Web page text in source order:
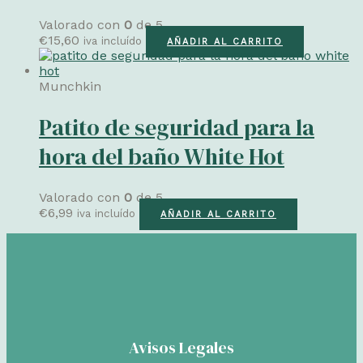
Valorado con 0 de 5
€15,60 iva incluído AÑADIR AL CARRITO
Munchkin
Patito de seguridad para la
hora del baño White Hot
Valorado con 0 de 5
€6,99 iva incluído AÑADIR AL CARRITO
Avisos Legales